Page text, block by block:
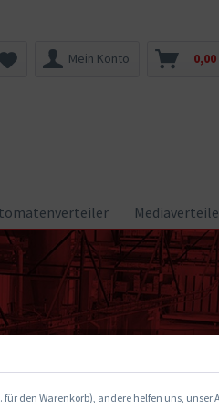
Mein Konto
den Warenkorb), andere helfen uns, unser